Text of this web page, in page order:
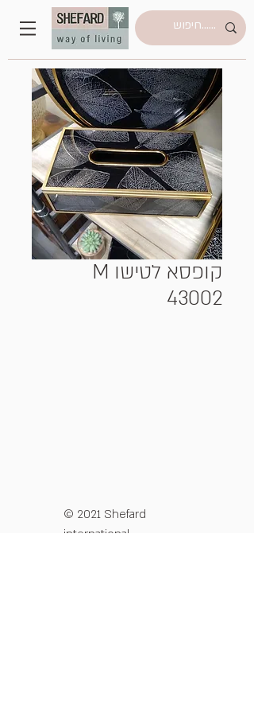
קופסא לטישו M
43002
© 2021 Shefard
international